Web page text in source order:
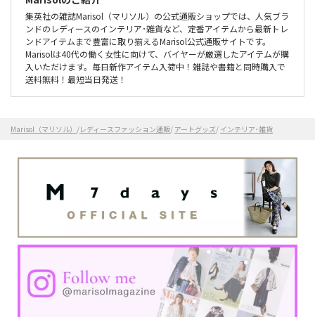
集英社の雑誌Marisol（マリソル）の公式通販ショップでは、人気ブラ
ンドのレディースのインテリア･雑貨など、定番アイテムから最新トレ
ンドアイテムまで豊富に取り揃えるMarisol公式通販サイトです。
Marisolは40代の働く女性に向けて、バイヤーが厳選したアイテムが購
入いただけます。毎日新作アイテム入荷中！雑誌や書籍と同時購入で
送料無料！最短当日発送！
Marisol（マリソル） /レディースファッション通販/ アートグッズ/ インテリア･雑貨